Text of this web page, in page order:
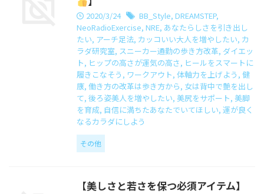
2020/3/24 BB_Style, DREAMSTEP,
NeoRadioExercise, NRE, あなたらしさを引き出し
たい, アーチ足法, カッコいい大人を増やしたい, カ
ラダ研究室, スニーカー通勤の歩き方改革, ダイエッ
ト, ヒップの高さが運気の高さ, ヒールをスマートに
履きこなそう , ワークアウト, 体軸力を上げよう , 健
康, 働き方の改革は歩き方から, 女は背中で艶を出し
て, 後ろ姿美人を増やしたい, 美尻をサポート, 美脚
を育成, 自信に満ちたあなたでいてほしい, 運が良く
なるカラダにしよう
その他
【美しさと若さを保つ必須アイテム】